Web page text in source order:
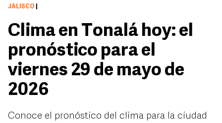
JALISCO
Clima en Tonalá hoy: el
pronóstico para el
viernes 29 de mayo de
2026
Conoce el pronóstico del clima para la ciudad